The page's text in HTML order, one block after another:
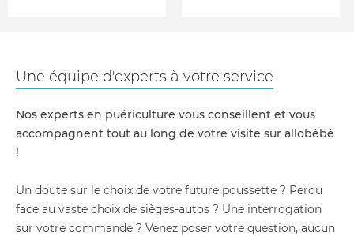
Une équipe d'experts à votre service
Nos experts en puériculture vous conseillent et vous
accompagnent tout au long de votre visite sur allobébé
!
Un doute sur le choix de votre future poussette ? Perdu
face au vaste choix de sièges-autos ? Une interrogation
sur votre commande ? Venez poser votre question, aucun